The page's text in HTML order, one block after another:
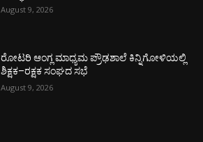
August 9, 2026
ರೋಟರಿ ಆಂಗ್ಲ ಮಾಧ್ಯಮ ಪ್ರೌಢಶಾಲೆ ಕಿನ್ನಿಗೋಳಿಯಲ್ಲಿ
ಶಿಕ್ಷಕ–ರಕ್ಷಕ ಸಂಘದ ಸಭೆ
August 9, 2026